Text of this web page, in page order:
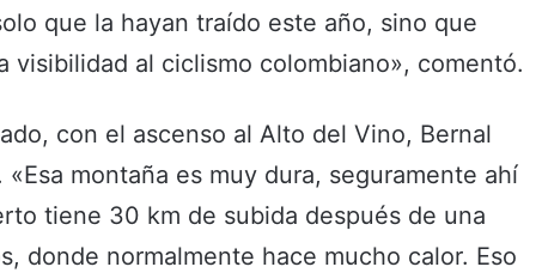
que la hayan traído este año, sino que
visibilidad al ciclismo colombiano», comentó.
con el ascenso al Alto del Vino, Bernal
montaña es muy dura, seguramente ahí
tiene 30 km de subida después de una
donde normalmente hace mucho calor. Eso